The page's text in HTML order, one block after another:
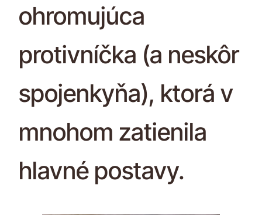
ohromujúca
protivníčka (a neskôr
spojenkyňa), ktorá v
mnohom zatienila
hlavné postavy.